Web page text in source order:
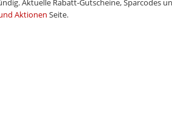
Aktuelle Rabatt-Gutscheine, Sparcodes
Aktionen Seite.